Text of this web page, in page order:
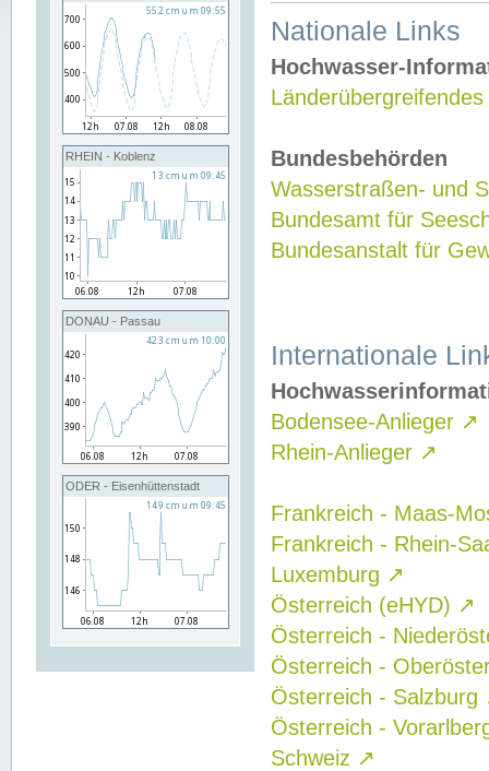
RHEIN - Koblenz
DONAU - Passau
ODER - Eisenhüttenstadt
Nationale Links
Hochwasser-
Bundesbehörden
Wasserstraßen- und
Bundesamt für
Bundesanstalt für
Internationale
Bodensee-Anlieger ↗
Rhein-Anlieger ↗
Frankreich - Maas-
Frankreich - Rhein-
Luxemburg ↗
Österreich (eHYD) ↗
Österreich -
Österreich -
Österreich - Salzburg
Österreich -
Schweiz ↗